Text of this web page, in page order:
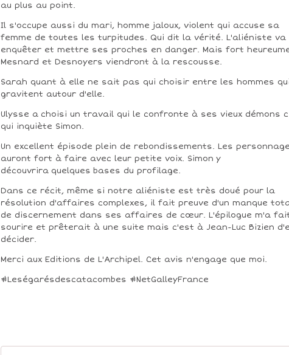
au plus au point.
Il s'occupe aussi du mari, homme jaloux, violent qui accuse sa
femme de toutes les turpitudes. Qui dit la vérité. L'aliéniste va
enquêter et mettre ses proches en danger. Mais fort
Mesnard et Desnoyers viendront à la rescousse.
Sarah quant à elle ne sait pas qui choisir entre les hommes
gravitent autour d'elle.
Ulysse a choisi un travail qui le confronte à ses vieux démons
qui inquiète Simon.
Un excellent épisode plein de rebondissements. Les
auront fort à faire avec leur petite voix. Simon y
découvrira quelques bases du profilage.
Dans ce récit, même si notre aliéniste est très doué pour la
résolution d'affaires complexes, il fait preuve d'un manque
de discernement dans ses affaires de cœur. L'épilogue m'a
sourire et prêterait à une suite mais c'est à Jean-Luc Bizien
décider.
Merci aux Editions de L'Archipel. Cet avis n'engage que moi.
#Leségarésdescatacombes #NetGalleyFrance